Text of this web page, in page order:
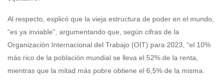
Al respecto, explicó que la vieja estructura de poder en el mundo,
“es ya inviable”, argumentando que, según cifras de la
Organización Internacional del Trabajo (OIT) para 2023, “el 10%
más rico de la población mundial se lleva el 52% de la renta,
mientras que la mitad más pobre obtiene el 6,5% de la misma.